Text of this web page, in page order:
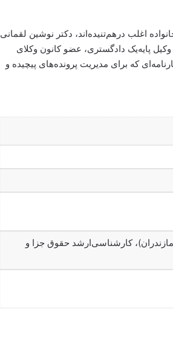
اغلب درهم‌تنیده‌اند، دکتر نوشین لقمانی
پایه‌یک دادگستری، عضو کانون وکلای
که برای مدیریت پرونده‌های پیچیده و
کارشناسی‌ارشد حقوق جزا و